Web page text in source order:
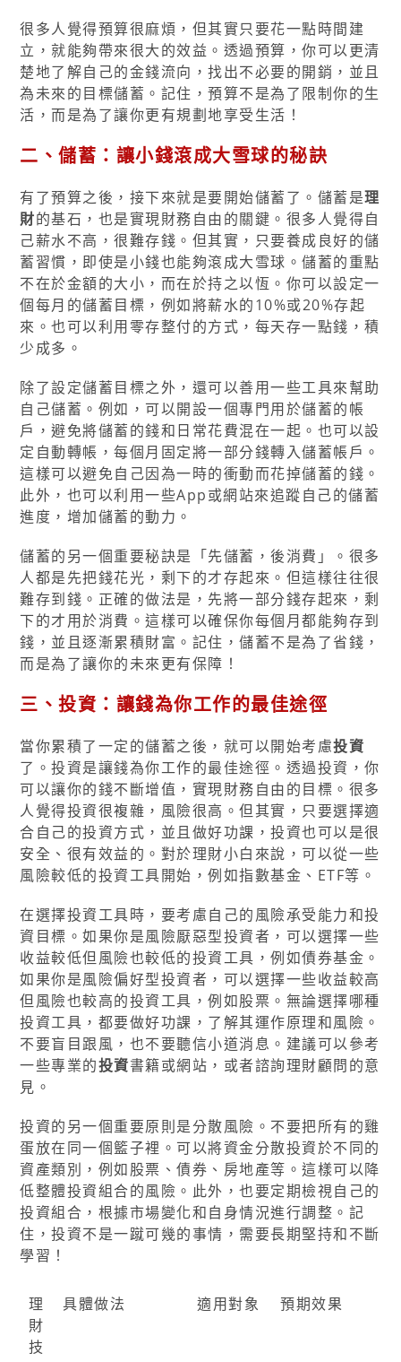
很多人覺得預算很麻煩，但其實只要花一點時間建
立，就能夠帶來很大的效益。透過預算，你可以更清
楚地了解自己的金錢流向，找出不必要的開銷，並且
為未來的目標儲蓄。記住，預算不是為了限制你的生
活，而是為了讓你更有規劃地享受生活！
二、儲蓄：讓小錢滾成大雪球的秘訣
有了預算之後，接下來就是要開始儲蓄了。儲蓄是理
財的基石，也是實現財務自由的關鍵。很多人覺得自
己薪水不高，很難存錢。但其實，只要養成良好的儲
蓄習慣，即使是小錢也能夠滾成大雪球。儲蓄的重點
不在於金額的大小，而在於持之以恆。你可以設定一
個每月的儲蓄目標，例如將薪水的10%或20%存起
來。也可以利用零存整付的方式，每天存一點錢，積
少成多。
除了設定儲蓄目標之外，還可以善用一些工具來幫助
自己儲蓄。例如，可以開設一個專門用於儲蓄的帳
戶，避免將儲蓄的錢和日常花費混在一起。也可以設
定自動轉帳，每個月固定將一部分錢轉入儲蓄帳戶。
這樣可以避免自己因為一時的衝動而花掉儲蓄的錢。
此外，也可以利用一些App或網站來追蹤自己的儲蓄
進度，增加儲蓄的動力。
儲蓄的另一個重要秘訣是「先儲蓄，後消費」。很多
人都是先把錢花光，剩下的才存起來。但這樣往往很
難存到錢。正確的做法是，先將一部分錢存起來，剩
下的才用於消費。這樣可以確保你每個月都能夠存到
錢，並且逐漸累積財富。記住，儲蓄不是為了省錢，
而是為了讓你的未來更有保障！
三、投資：讓錢為你工作的最佳途徑
當你累積了一定的儲蓄之後，就可以開始考慮投資
了。投資是讓錢為你工作的最佳途徑。透過投資，你
可以讓你的錢不斷增值，實現財務自由的目標。很多
人覺得投資很複雜，風險很高。但其實，只要選擇適
合自己的投資方式，並且做好功課，投資也可以是很
安全、很有效益的。對於理財小白來說，可以從一些
風險較低的投資工具開始，例如指數基金、ETF等。
在選擇投資工具時，要考慮自己的風險承受能力和投
資目標。如果你是風險厭惡型投資者，可以選擇一些
收益較低但風險也較低的投資工具，例如債券基金。
如果你是風險偏好型投資者，可以選擇一些收益較高
但風險也較高的投資工具，例如股票。無論選擇哪種
投資工具，都要做好功課，了解其運作原理和風險。
不要盲目跟風，也不要聽信小道消息。建議可以參考
一些專業的投資書籍或網站，或者諮詢理財顧問的意
見。
投資的另一個重要原則是分散風險。不要把所有的雞
蛋放在同一個籃子裡。可以將資金分散投資於不同的
資產類別，例如股票、債券、房地產等。這樣可以降
低整體投資組合的風險。此外，也要定期檢視自己的
投資組合，根據市場變化和自身情況進行調整。記
住，投資不是一蹴可幾的事情，需要長期堅持和不斷
學習！
理
財
技
具體做法 適用對象 預期效果